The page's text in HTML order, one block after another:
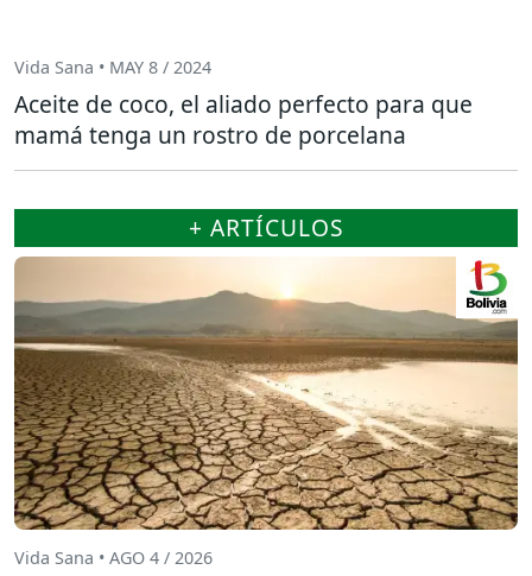
Vida Sana • MAY 8 / 2024
Aceite de coco, el aliado perfecto para que
mamá tenga un rostro de porcelana
+ ARTÍCULOS
Vida Sana • AGO 4 / 2026